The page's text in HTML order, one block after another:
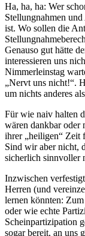
Ha, ha, ha: Wer
Stellungnahmen
ist. Wo sollen die
Genauso gut hätte
interessieren uns
Nimmerleinstag
„Nervt uns nicht!“.
um nichts anderes
Für wie naiv halten
wären dankbar oder
ihrer „heiligen“ Zeit
Sind wir aber nicht,
sicherlich sinnvoller
Inzwischen
Herren (und
lernen könnten:
oder wie echte
Scheinpartizipation
sogar bereit, an uns